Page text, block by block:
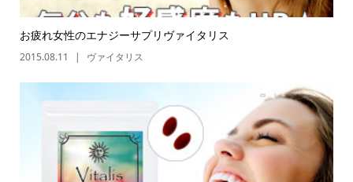
お疲れ女性のエナジーサプリヴァイタリス
2015.08.11 ヴァイタリス